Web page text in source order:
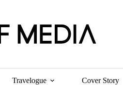
Travelogue Cover Story